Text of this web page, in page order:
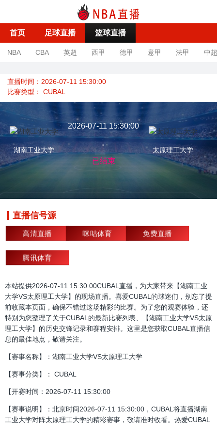
首页 足球直播 篮球直播
NBA CBA 英超 西甲 德甲 意甲 法甲 中超
直播时间：2026-07-11 15:30:00
比赛类型： CUBAL
湖南工业大学
2026-07-11 15:30:00
-
已结束
太原理工大学
直播信号源
高清直播 咪咕体育 免费直播
腾讯体育
本站提供2026-07-11 15:30:00CUBAL直播，为大家带来【湖南工业
大学VS太原理工大学】的现场直播。喜爱CUBAL的球迷们，别忘了提
前收藏本页面，确保不错过这场精彩的比赛。为了您的观赛体验，还
特别为您整理了关于CUBAL的最新比赛列表、【湖南工业大学VS太原
理工大学】的历史交锋记录和赛程安排。这里是您获取CUBAL直播信
息的最佳地点，敬请关注。
【赛事名称】：湖南工业大学VS太原理工大学
【赛事分类】： CUBAL
【开赛时间：2026-07-11 15:30:00
【赛事说明】：北京时间2026-07-11 15:30:00，CUBAL将直播湖南
工业大学对阵太原理工大学的精彩赛事，敬请准时收看。热爱CUBAL